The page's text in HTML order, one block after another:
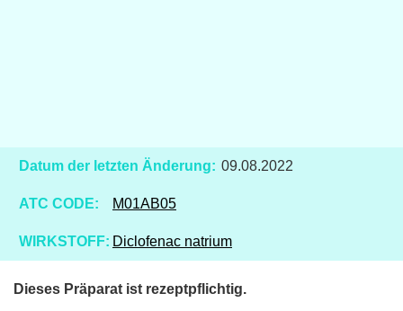
Datum der letzten Änderung: 09.08.2022
ATC CODE: M01AB05
WIRKSTOFF: Diclofenac natrium
Dieses Präparat ist rezeptpflichtig.